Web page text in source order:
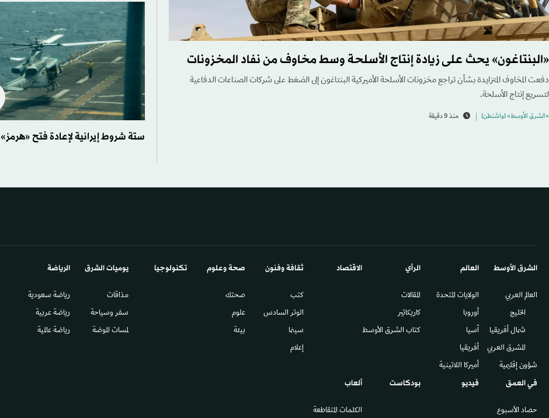
«البنتاغون» يحث على زيادة إنتاج الأسلحة وسط مخاوف من نفاد المخزونات
دفعت المخاوف المتزايدة بشأن تراجع مخزونات الأسلحة الأميركية البنتاغون إلى الضغط على شركات الصناعات الدفاعية
لتسريع إنتاج الأسلحة.
«الشرق الأوسط» (واشنطن) منذ 9 دقيقة
ستة شروط إيرانية لإعادة فتح «هرمز»
الشرق الأوسط​
العالم العربي
الخليج
شمال أفريقيا
المشرق العربي
شؤون إقليمية
العالم
الولايات المتحدة
أوروبا
آسيا
أفريقيا
أميركا اللاتينية
الرأي
المقالات
كاريكاتير
كتاب الشرق الأوسط
الاقتصاد ثقافة وفنون
كتب
الوتر السادس​
سينما
إعلام
صحة وعلوم
صحتك
علوم
بيئة
تكنولوجيا يوميات الشرق​
مذاقات
سفر وسياحة
لمسات الموضة
الرياضة
رياضة سعودية
رياضة عربية
رياضة عالمية
في العمق
حصاد الأسبوع
فيديو بودكاست ألعاب
الكلمات المتقاطعة